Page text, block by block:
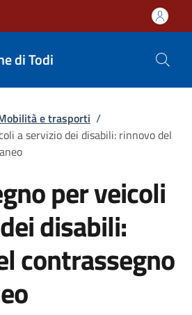
di Todi
e trasporti /
a servizio dei disabili: rinnovo del
per veicoli
disabili:
contrassegno